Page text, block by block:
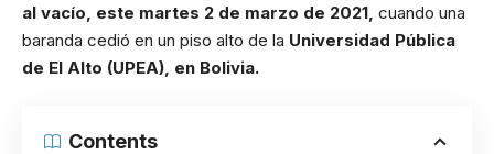
al vacío, este martes 2 de marzo de 2021, cuando una
baranda cedió en un piso alto de la Universidad Pública
de El Alto (UPEA), en Bolivia.
Contents